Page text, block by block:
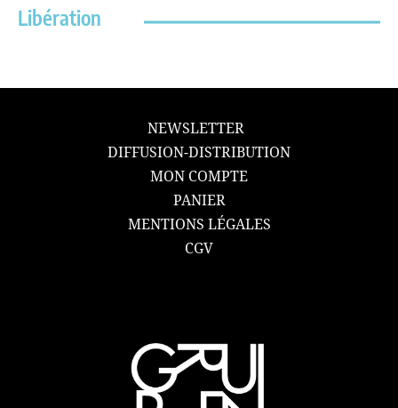
Libération
NEWSLETTER
DIFFUSION-DISTRIBUTION
MON COMPTE
PANIER
MENTIONS LÉGALES
CGV